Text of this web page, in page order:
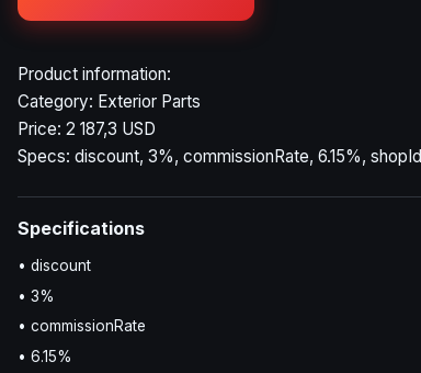
Product information:
Category: Exterior Parts
Price: 2 187,3 USD
Specs: discount, 3%, commissionRate, 6.15%, shopId
Specifications
• discount
• 3%
• commissionRate
• 6.15%